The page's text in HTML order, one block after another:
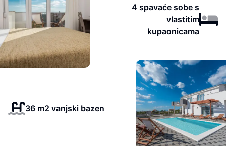
4 spavaće sobe s
vlastitim
kupaonicama
36 m2 vanjski bazen